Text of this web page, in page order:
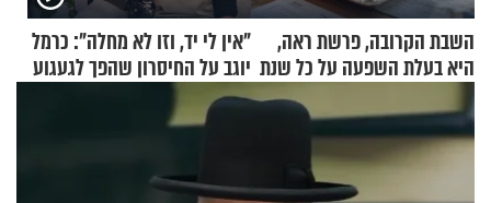
השבת הקרובה, פרשת ראה,
היא בעלת השפעה על כל שנת
תשפ"ז
"אין לי יד, וזו לא מחלה": כרמל
יוגב על החיסרון שהפך לגעגוע